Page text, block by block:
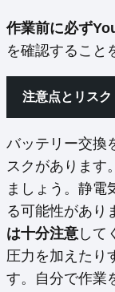
作業前に必ず
を確認すること
注意点とリスク
バッテリー交換
スクがあります
ましょう。静電
る可能性があり
は十分注意 して
圧力を加えたり
す。自分で作業